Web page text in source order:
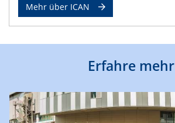
Mehr über ICAN
Erfahre mehr